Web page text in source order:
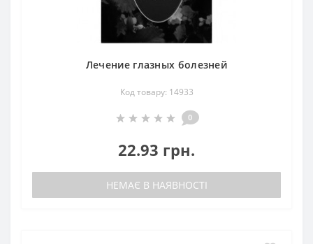
Лечение глазных болезней
Код товару: 14933
0
22.93 грн.
НЕМАЄ В НАЯВНОСТІ